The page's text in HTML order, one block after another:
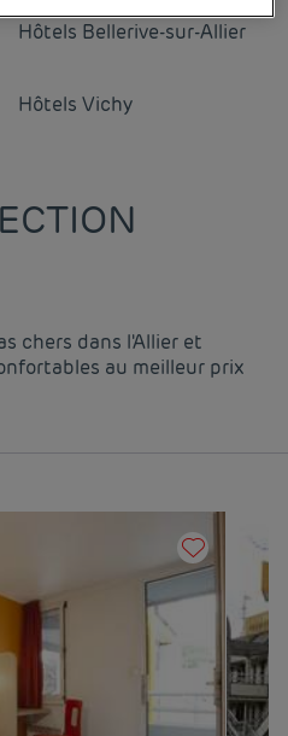
Hôtels Bellerive-sur-Allier
Hôtels Vichy
chers dans l'Allier et
au meilleur prix